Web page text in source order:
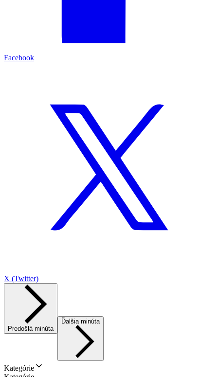
Facebook
X (Twitter)
Predošlá minúta
Ďalšia minúta
Kategórie